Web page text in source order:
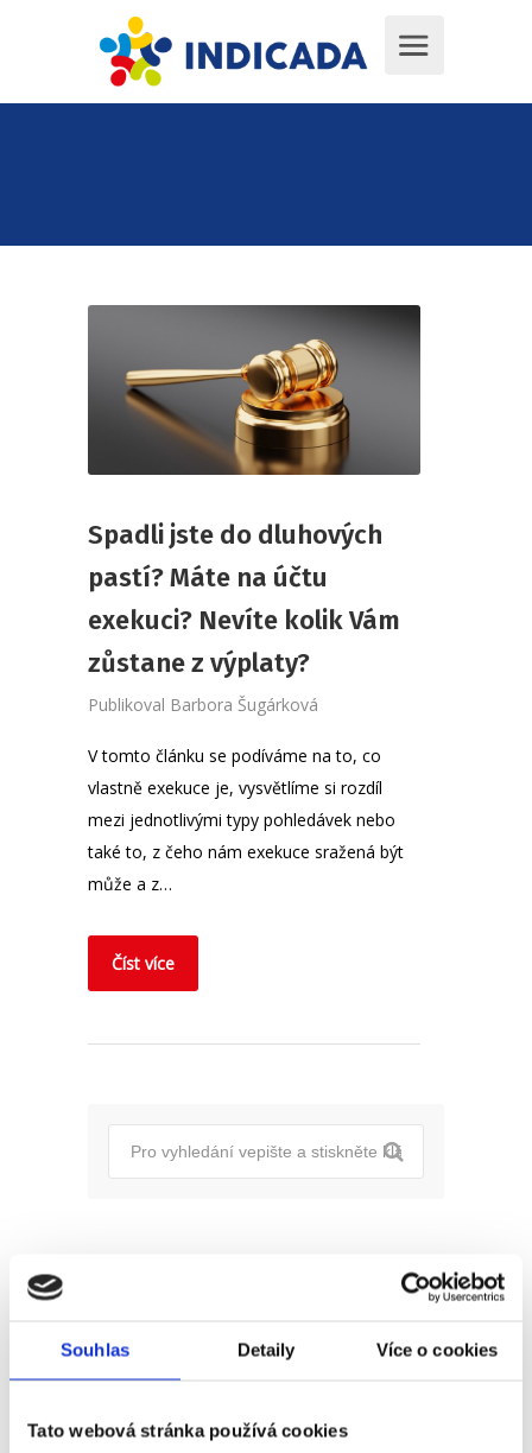
Souhlas Detaily Více o cookies
Tato webová stránka používá cookies
Spadli jste do dluhových
pastí? Máte na účtu
exekuci? Nevíte kolik Vám
zůstane z výplaty?
Publikoval Barbora Šugárková
V tomto článku se podíváme na to, co
vlastně exekuce je, vysvětlíme si rozdíl
mezi jednotlivými typy pohledávek nebo
také to, z čeho nám exekuce sražená být
může a z…
Číst více